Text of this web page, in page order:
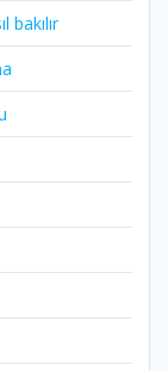
bakılır